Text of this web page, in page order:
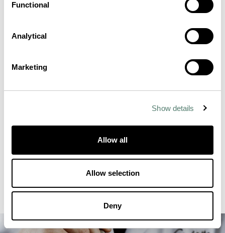
Functional
Analytical
Marketing
Show details
Allow all
Allow selection
Deny